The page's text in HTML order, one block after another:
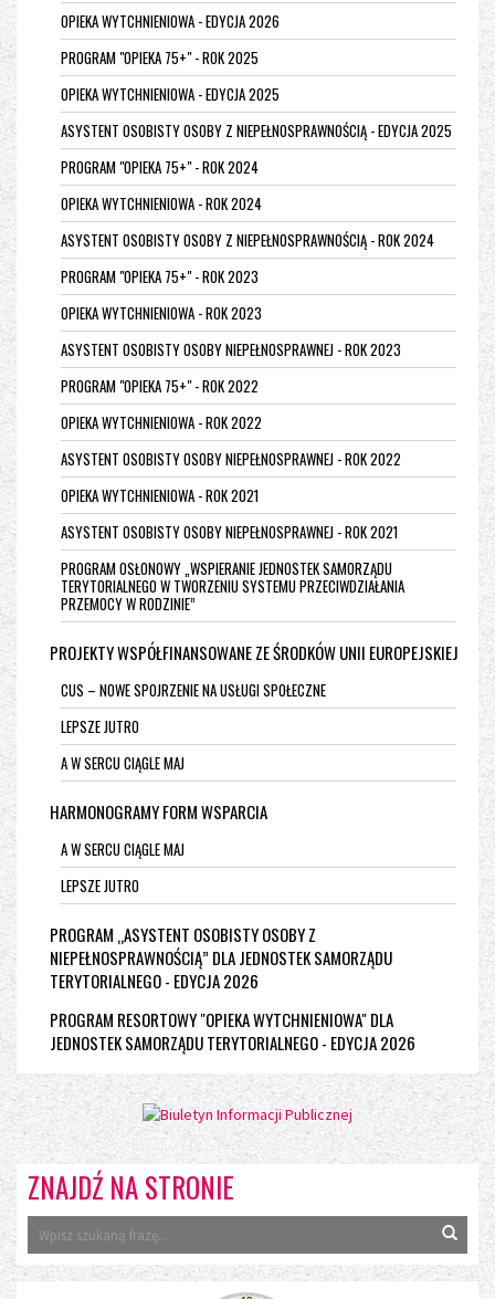
OPIEKA WYTCHNIENIOWA - EDYCJA 2026
PROGRAM "OPIEKA 75+" - ROK 2025
OPIEKA WYTCHNIENIOWA - EDYCJA 2025
ASYSTENT OSOBISTY OSOBY Z NIEPEŁNOSPRAWNOŚCIĄ - EDYCJA 2025
PROGRAM "OPIEKA 75+" - ROK 2024
OPIEKA WYTCHNIENIOWA - ROK 2024
ASYSTENT OSOBISTY OSOBY Z NIEPEŁNOSPRAWNOŚCIĄ - ROK 2024
PROGRAM "OPIEKA 75+" - ROK 2023
OPIEKA WYTCHNIENIOWA - ROK 2023
ASYSTENT OSOBISTY OSOBY NIEPEŁNOSPRAWNEJ - ROK 2023
PROGRAM "OPIEKA 75+" - ROK 2022
OPIEKA WYTCHNIENIOWA - ROK 2022
ASYSTENT OSOBISTY OSOBY NIEPEŁNOSPRAWNEJ - ROK 2022
OPIEKA WYTCHNIENIOWA - ROK 2021
ASYSTENT OSOBISTY OSOBY NIEPEŁNOSPRAWNEJ - ROK 2021
PROGRAM OSŁONOWY „WSPIERANIE JEDNOSTEK SAMORZĄDU
TERYTORIALNEGO W TWORZENIU SYSTEMU PRZECIWDZIAŁANIA
PRZEMOCY W RODZINIE”
PROJEKTY WSPÓŁFINANSOWANE ZE ŚRODKÓW UNII EUROPEJSKIEJ
CUS – NOWE SPOJRZENIE NA USŁUGI SPOŁECZNE
LEPSZE JUTRO
A W SERCU CIĄGLE MAJ
HARMONOGRAMY FORM WSPARCIA
A W SERCU CIĄGLE MAJ
LEPSZE JUTRO
PROGRAM „ASYSTENT OSOBISTY OSOBY Z
NIEPEŁNOSPRAWNOŚCIĄ” DLA JEDNOSTEK SAMORZĄDU
TERYTORIALNEGO - EDYCJA 2026
PROGRAM RESORTOWY "OPIEKA WYTCHNIENIOWA" DLA
JEDNOSTEK SAMORZĄDU TERYTORIALNEGO - EDYCJA 2026
ZNAJDŹ NA STRONIE